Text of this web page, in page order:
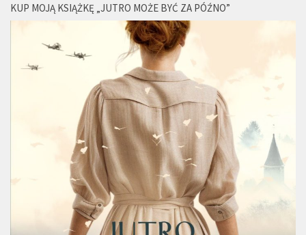
KUP MOJĄ KSIĄŻKĘ „JUTRO MOŻE BYĆ ZA PÓŹNO”